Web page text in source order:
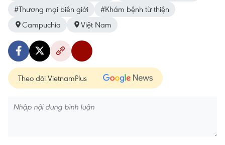
#Thương mại biên giới
#Khám bệnh từ thiện
Campuchia
Việt Nam
Theo dõi VietnamPlus